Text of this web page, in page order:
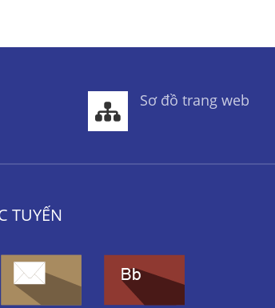
Sơ đồ trang web
TUYẾN